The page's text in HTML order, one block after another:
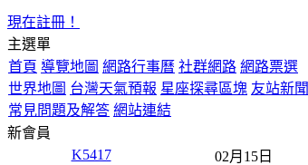
現在註冊！
主選單
首頁 導覽地圖 網路行事曆 社群網路 網路票選
世界地圖 台灣天氣預報 星座探尋區塊 友站新聞
常見問題及解答 網站連結
新會員
K5417
02月15日